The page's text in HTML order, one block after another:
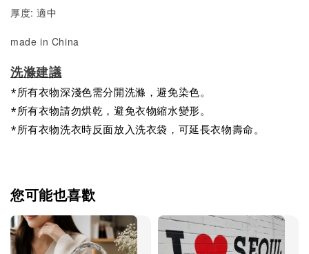
厚度: 適中
made in China
洗滌建議
*所有衣物深淺色需分開洗滌，避免染色。
*所有衣物請勿烘乾，避免衣物縮水變形。
*所有衣物洗衣時反面放入洗衣袋，可延長衣物壽命。
您可能也喜歡